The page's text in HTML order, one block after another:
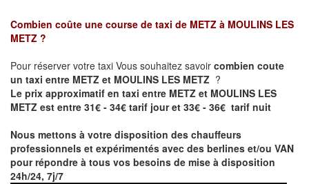
Combien coûte une course de taxi de METZ à MOULINS LES
METZ ?
Pour réserver votre taxi Vous souhaitez savoir combien coute
un taxi entre METZ et MOULINS LES METZ ?
Le prix approximatif en taxi entre METZ et MOULINS LES
METZ est entre 31€ - 34€ tarif jour et 33€ - 36€ tarif nuit
Nous mettons à votre disposition des chauffeurs
professionnels et expérimentés avec des berlines et/ou VAN
pour répondre à tous vos besoins de mise à disposition
24h/24, 7j/7